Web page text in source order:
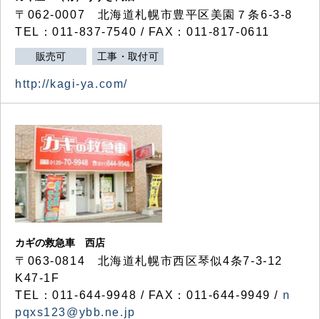
〒062-0007 北海道札幌市豊平区美園７条6-3-8
TEL：011-837-7540 / FAX：011-817-0611
販売可 工事・取付可
http://kagi-ya.com/
カギの救急車 西店
〒063-0814 北海道札幌市西区琴似4条7-3-12
K47-1F
TEL：011-644-9948 / FAX：011-644-9949 / n
pqxs123@ybb.ne.jp